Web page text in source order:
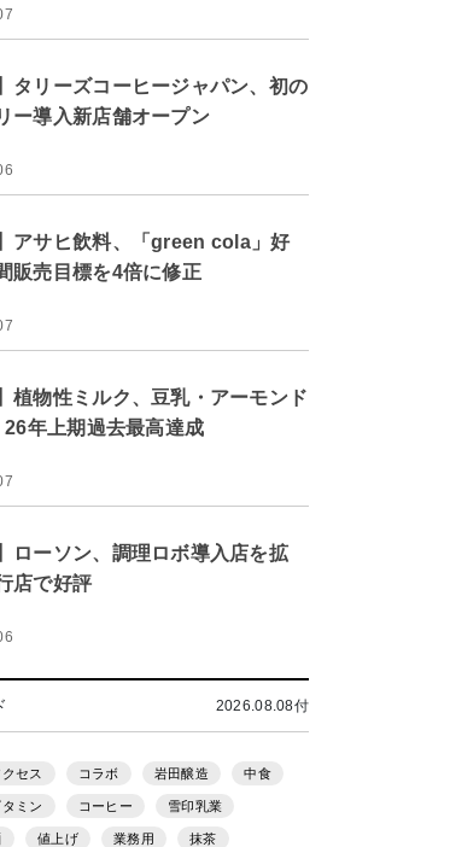
タリーズコーヒージャパン、初の
ー導入新店舗オープン
アサヒ飲料、「green cola」好
売目標を4倍に修正
植物性ミルク、豆乳・アーモンド
年上期過去最高達成
ローソン、調理ロボ導入店を拡
店で好評
2026.08.08付
セス コラボ 岩田醸造 中食
ミン コーヒー 雪印乳業
値上げ 業務用 抹茶